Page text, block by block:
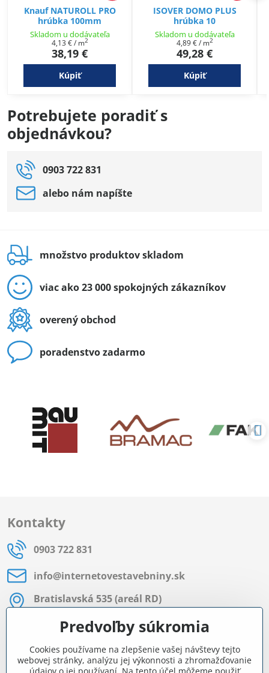
Knauf NATUROLL PRO
hrúbka 100mm
Skladom u dodávateľa
38,19 €
4,13 €/ m2
Kúpiť
ISOVER DOMO PLUS
hrúbka 10
Skladom u dodávateľa
49,28 €
4,89 €/ m2
Kúpiť
Potrebujete poradiť s
objednávkou?
0903 722 831
alebo nám napíšte
množstvo produktov skladom
viac ako 23 000 spokojných zákazníkov
overený obchod
poradenstvo zadarmo
Kontakty
0903 722 831
info​@internetovestavebniny​.sk
Bratislavská 535 (areál RD)
Most pri Bratislave
Pon - Pia 8:00 - 11:30 a 12:15 - 15:30
Facebook
Predvoľby súkromia
Cookies používame na zlepšenie vašej návštevy tejto
webovej stránky, analýzu jej výkonnosti a zhromažďovanie